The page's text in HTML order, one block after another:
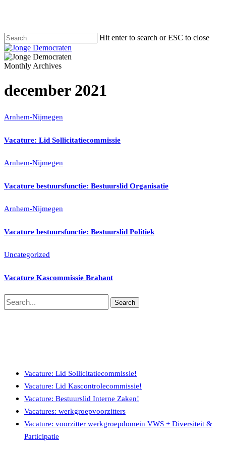
Hit enter to search or ESC to close
Monthly Archives
december 2021
Arnhem-Nijmegen
Vacature: Lid Sollicitatiecommissie
Arnhem-Nijmegen
Vacature bestuursfunctie: Bestuurslid Organisatie
Arnhem-Nijmegen
Vacature bestuursfunctie: Bestuurslid Politiek
Uncategorized
Vacature Kascommissie Brabant
Search
Vacature: Lid Sollicitatiecommissie!
Vacature: Lid Kascontrolecommissie!
Vacature: Bestuurslid Interne Zaken!
Vacatures: werkgroepvoorzitters
Vacature: voorzitter werkgroepdomein VWS + Diversiteit &
Participatie